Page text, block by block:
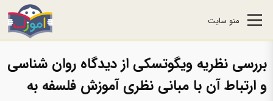
منو سایت
بررسی نظریه ویگوتسکی از دیدگاه روان شناسی
و ارتباط آن با مبانی نظری آموزش فلسفه به